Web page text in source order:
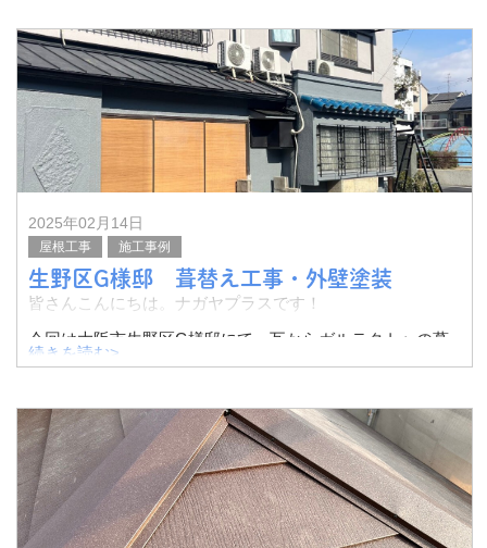
その様子をご紹介したいと思います。
塗装が実施され、きれいな
2025年02月14日
屋根工事 施工事例
生野区G様邸 葺替え工事・外壁塗装
皆さんこんにちは。ナガヤプラスです！
今回は大阪市生野区G様邸にて、瓦からガルテクトへの葺
替え工事、外壁塗装を行いました。
ます。
▼葺替え工事
続きを読む>